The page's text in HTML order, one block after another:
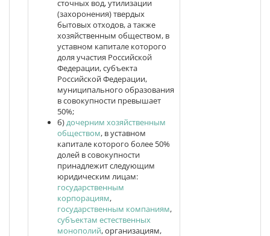
сточных вод, утилизации
(захоронения) твердых
бытовых отходов, а также
хозяйственным обществом, в
уставном капитале которого
доля участия Российской
Федерации, субъекта
Российской Федерации,
муниципального образования
в совокупности превышает
50%;
б)дочерним хозяйственным
обществом, в уставном
капитале которого более 50%
долей в совокупности
принадлежит следующим
юридическим лицам:
государственным
корпорациям,
государственным компаниям,
субъектам естественных
монополий, организациям,